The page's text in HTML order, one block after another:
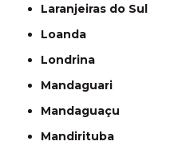
Laranjeiras do Sul
Loanda
Londrina
Mandaguari
Mandaguaçu
Mandirituba